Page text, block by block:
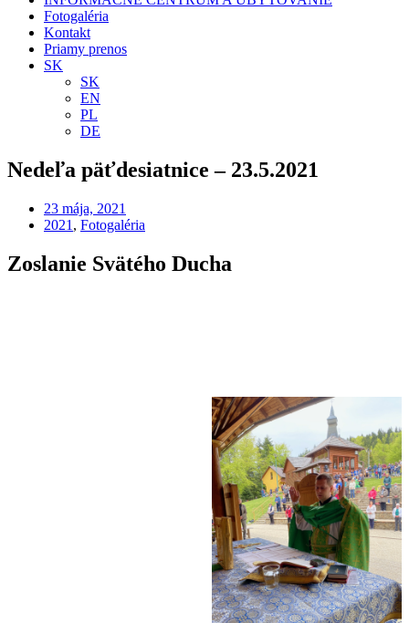
Fotogaléria
Kontakt
Priamy prenos
SK
SK
EN
PL
DE
Nedeľa päťdesiatnice – 23.5.2021
23 mája, 2021
2021 , Fotogaléria
Zoslanie Svätého Ducha